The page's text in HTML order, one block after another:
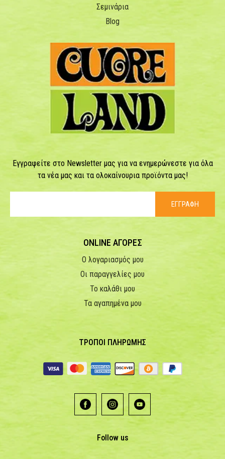
Σεμινάρια
Blog
Εγγραφείτε στο Newsletter μας για να ενημερώνεστε για όλα
τα νέα μας και τα ολοκαίνουρια προϊόντα μας!
ΕΓΓΡΑΦΗ
ONLINE ΑΓΟΡΕΣ
Ο λογαριασμός μου
Οι παραγγελίες μου
Το καλάθι μου
Τα αγαπημένα μου
ΤΡΟΠΟΙ ΠΛΗΡΩΜΗΣ
Follow us